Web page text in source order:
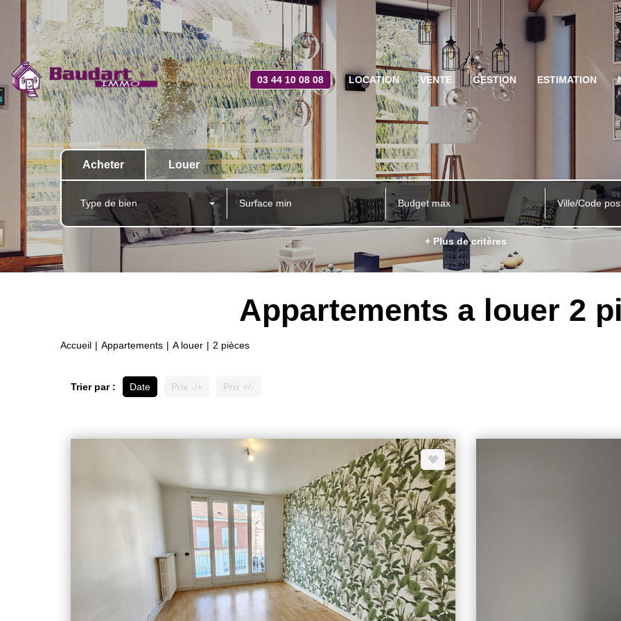
03 44 10 08 08 LOCATION VENTE GESTION ESTIMATION
Acheter Louer
Type de bien Ville/Code
+ Plus de critères
Appartements a louer 2
Accueil Appartements A louer 2 pièces
Trier par : Date Prix -/+ Prix +/-